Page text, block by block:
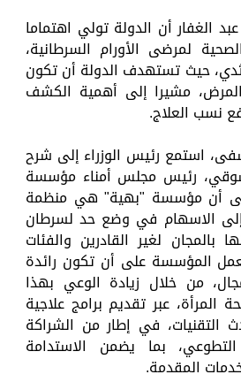
الغفار أن الدولة تولي اهتماما
لمرضى الأورام السرطانية،
حيث تستهدف الدولة أن تكون
مشيرا إلى أهمية الكشف
نسب العلاج.
استمع رئيس الوزراء إلى شرح
رئيس مجلس أمناء مؤسسة
أن مؤسسة "بهية" هي منظمة
الاسهام في وضع حد لسرطان
بالمجان لغير القادرين والفئات
تعمل المؤسسة على أن تكون رائدة
من خلال زيادة الوعي بهذا
المرأة، عبر تقديم برامج علاجية
التقنيات، في إطار من الشراكة
بما يضمن الاستدامة
المقدمة.